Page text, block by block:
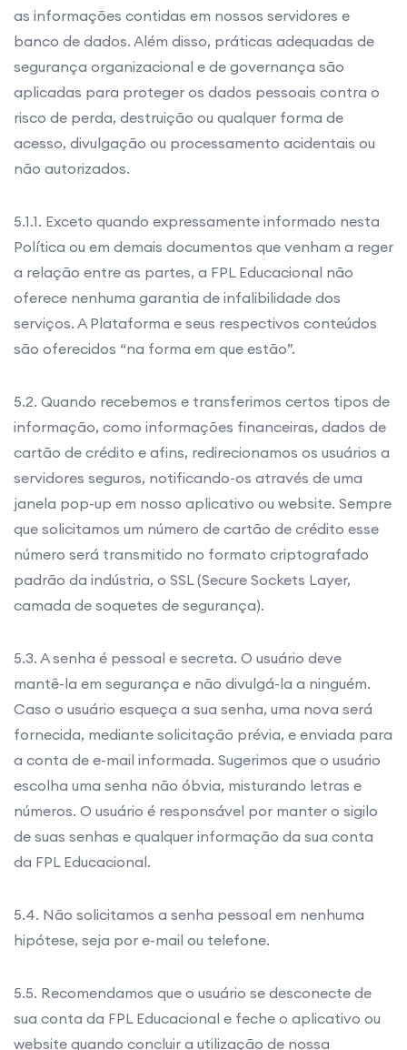
as informações contidas em nossos servidores e
banco de dados. Além disso, práticas adequadas de
segurança organizacional e de governança são
aplicadas para proteger os dados pessoais contra o
risco de perda, destruição ou qualquer forma de
acesso, divulgação ou processamento acidentais ou
não autorizados.
5.1.1. Exceto quando expressamente informado nesta
Política ou em demais documentos que venham a reger
a relação entre as partes, a FPL Educacional não
oferece nenhuma garantia de infalibilidade dos
serviços. A Plataforma e seus respectivos conteúdos
são oferecidos “na forma em que estão”.
5.2. Quando recebemos e transferimos certos tipos de
informação, como informações financeiras, dados de
cartão de crédito e afins, redirecionamos os usuários a
servidores seguros, notificando-os através de uma
janela pop-up em nosso aplicativo ou website. Sempre
que solicitamos um número de cartão de crédito esse
número será transmitido no formato criptografado
padrão da indústria, o SSL (Secure Sockets Layer,
camada de soquetes de segurança).
5.3. A senha é pessoal e secreta. O usuário deve
mantê-la em segurança e não divulgá-la a ninguém.
Caso o usuário esqueça a sua senha, uma nova será
fornecida, mediante solicitação prévia, e enviada para
a conta de e-mail informada. Sugerimos que o usuário
escolha uma senha não óbvia, misturando letras e
números. O usuário é responsável por manter o sigilo
de suas senhas e qualquer informação da sua conta
da FPL Educacional.
5.4. Não solicitamos a senha pessoal em nenhuma
hipótese, seja por e-mail ou telefone.
5.5. Recomendamos que o usuário se desconecte de
sua conta da FPL Educacional e feche o aplicativo ou
website quando concluir a utilização de nossa